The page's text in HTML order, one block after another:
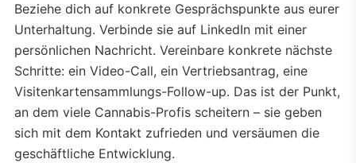
Beziehe dich auf konkrete Gesprächspunkte aus eurer
Unterhaltung. Verbinde sie auf LinkedIn mit einer
persönlichen Nachricht. Vereinbare konkrete nächste
Schritte: ein Video-Call, ein Vertriebsantrag, eine
Visitenkartensammlungs-Follow-up. Das ist der Punkt,
an dem viele Cannabis-Profis scheitern – sie geben
sich mit dem Kontakt zufrieden und versäumen die
geschäftliche Entwicklung.